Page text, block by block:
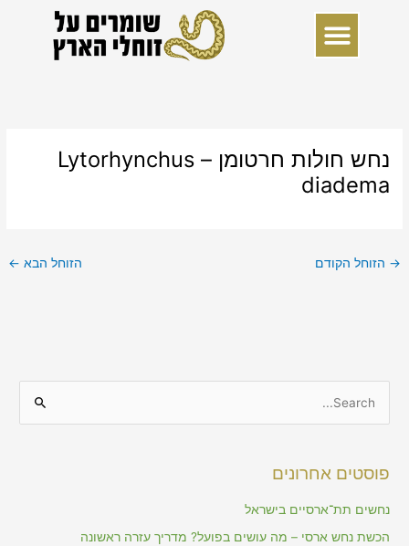
נחש חולות חרטומן – Lytorhynchus
diadema
→ הזוחל הקודם הזוחל הבא ←
r
c
פוסטים אחרונים
נחשים תת־ארסיים בישראל
הכשת נחש ארסי – מה עושים בפועל? מדריך עזרה ראשונה